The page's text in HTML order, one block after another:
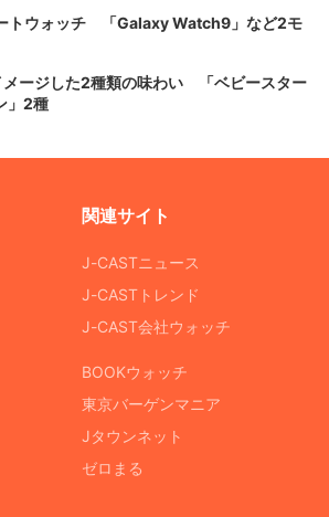
トウォッチ 「Galaxy Watch9」など2モ
メージした2種類の味わい 「ベビースター
」2種
関連サイト
J-CASTニュース
J-CASTトレンド
J-CAST会社ウォッチ
BOOKウォッチ
東京バーゲンマニア
Jタウンネット
ゼロまる